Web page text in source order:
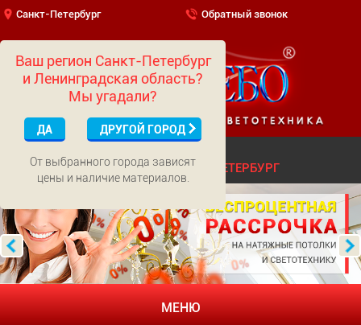
Санкт-Петербург Обратный звонок
(812)322-52-62САНКТ-ПЕТЕРБУРГ
МЕНЮ
Ваш регион Санкт-Петербург
и Ленинградская область?
Мы угадали?
ДА ДРУГОЙ ГОРОД
От выбранного города зависят
цены и наличие материалов.